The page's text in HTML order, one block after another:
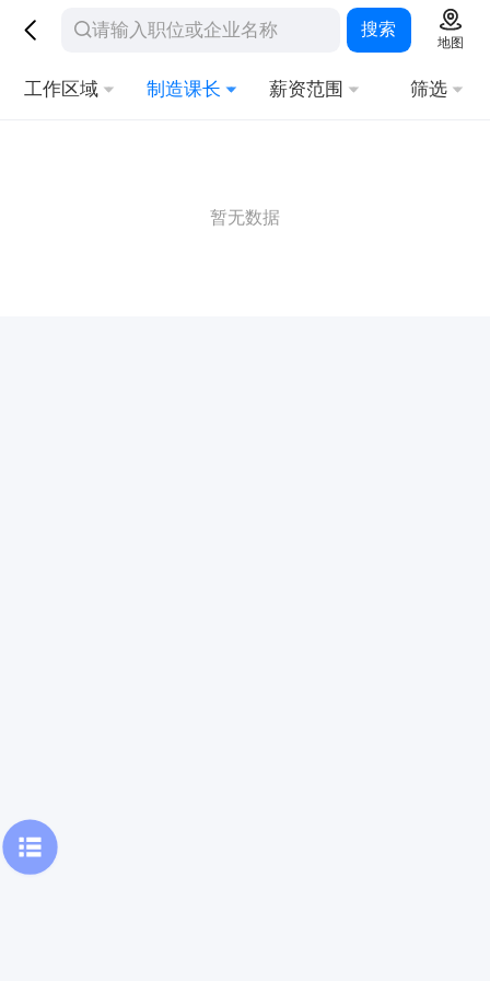
搜索
地图
工作区域 制造课长 薪资范围 筛选
暂无数据